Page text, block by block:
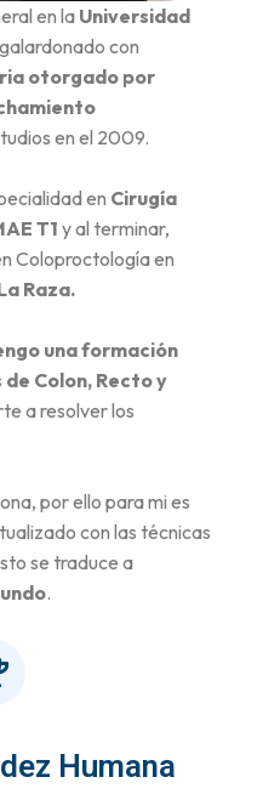
en la Universidad
con
otorgado por
en el 2009.
en Cirugía
T1 y al terminar,
Coloproctología en
Raza.
una formación
Colon, Recto y
a resolver los
por ello para mi es
con las técnicas
se traduce a
.
Humana